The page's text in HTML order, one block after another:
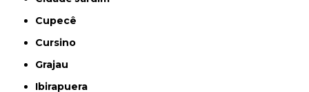
Cupecê
Cursino
Grajau
Ibirapuera